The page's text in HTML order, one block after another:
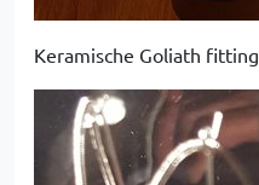
Keramische Goliath fitting